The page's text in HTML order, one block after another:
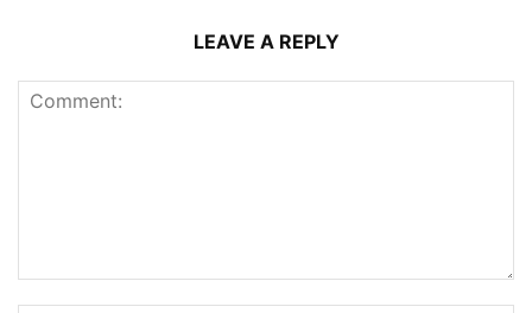
LEAVE A REPLY